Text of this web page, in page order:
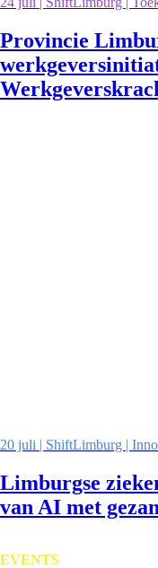
Provincie
20 juli | ShiftLimburg |
Limburgse
van AI met
EVENTS